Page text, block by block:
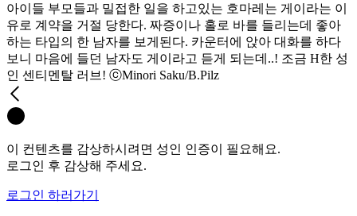
아이들 부모들과 밀접한 일을 하고있는 호마레는 게이라는 이
유로 계약을 거절 당한다. 짜증이나 홀로 바를 들리는데 좋아
하는 타입의 한 남자를 보게된다. 카운터에 앉아 대화를 하다
보니 마음에 들던 남자도 게이라고 듣게 되는데..! 조금 H한 성
인 센티멘탈 러브! ⓒMinori Saku/B.Pilz
이 컨텐츠를 감상하시려면 성인 인증이 필요해요.
로그인 후 감상해 주세요.
로그인 하러가기